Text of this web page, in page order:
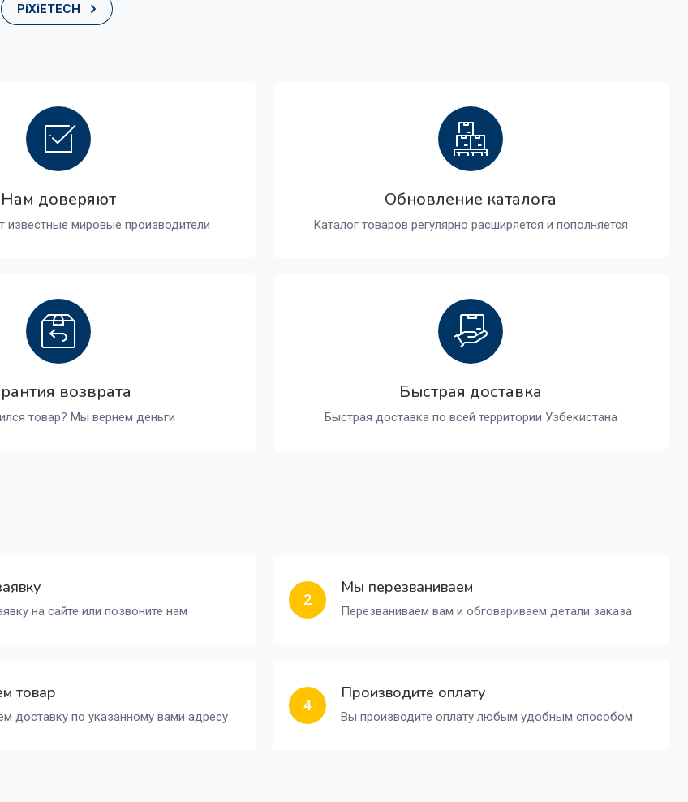
PiXiETECH
Нам доверяют
известные мировые производители
Обновление каталога
Каталог товаров регулярно расширяется и пополняется
возврата
товар? Мы вернем деньги
Быстрая доставка
Быстрая доставка по всей территории Узбекистана
на сайте или позвоните нам
2
Мы перезваниваем
Перезваниваем вам и обговариваем детали заказа
товар
доставку по указанному вами адресу
4
Производите оплату
Вы производите оплату любым удобным способом